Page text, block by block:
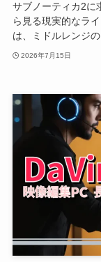
サブノーティカ2に
ら見る現実的なラ
は、ミドルレンジ
2026年7月15日